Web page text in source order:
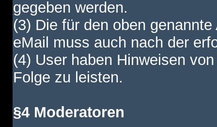
gegeben werden.
(3) Die für den oben
eMail muss auch nach der
(4) User haben Hinweisen
Folge zu leisten.
§4 Moderatoren